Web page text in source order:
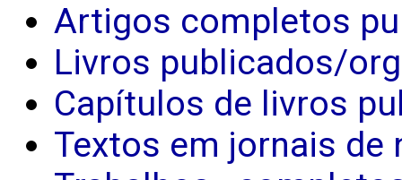
Artigos completos
Livros publicados/
Capítulos de livros
Textos em jornais